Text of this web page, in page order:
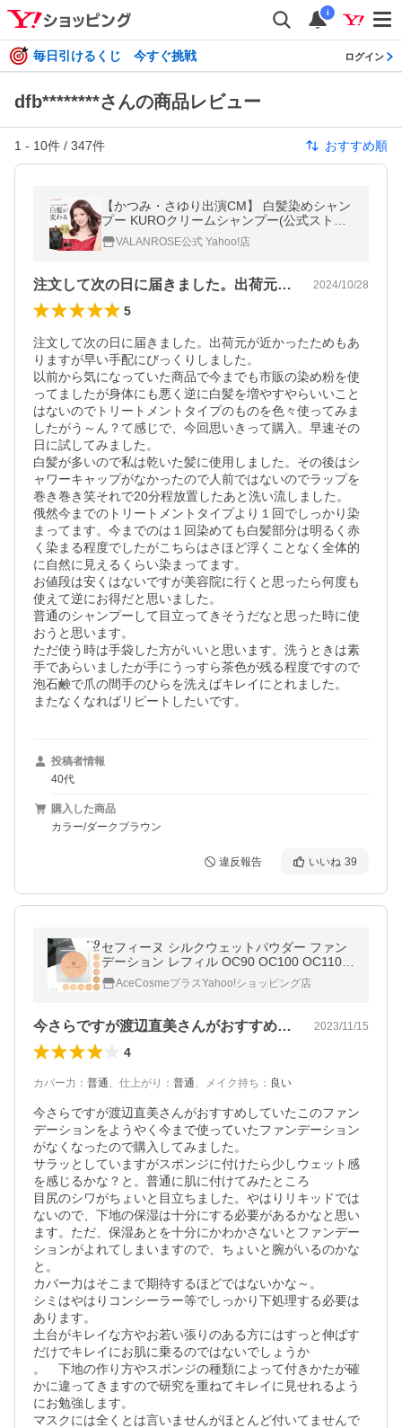
i
毎日引けるくじ 今すぐ挑戦 ログイン
dfb********さんの商品レビュー
1 - 10件 / 347件 おすすめ順
【かつみ・さゆり出演CM】 白髪染めシャン
プー KUROクリームシャンプー(公式ストア)
400g×1 単品 バランローズ VALANROSE 白
髪用 カラートリートメント
VALANROSE公式 Yahoo!店
注文して次の日に届きました。出荷元が近… 2024/10/28
5
注文して次の日に届きました。出荷元が近かったためもあ
りますが早い手配にびっくりしました。
以前から気になっていた商品で今までも市販の染め粉を使
ってましたが身体にも悪く逆に白髪を増やすやらいいこと
はないのでトリートメントタイプのものを色々使ってみま
したがう～ん？て感じで、今回思いきって購入。早速その
日に試してみました。
白髪が多いので私は乾いた髪に使用しました。その後はシ
ャワーキャップがなかったので人前ではないのでラップを
巻き巻き笑それで20分程放置したあと洗い流しました。
俄然今までのトリートメントタイプより１回でしっかり染
まってます。今までのは１回染めても白髪部分は明るく赤
く染まる程度でしたがこちらはさほど浮くことなく全体的
に自然に見えるくらい染まってます。
お値段は安くはないですが美容院に行くと思ったら何度も
使えて逆にお得だと思いました。
普通のシャンプーして目立ってきそうだなと思った時に使
おうと思います。
ただ使う時は手袋した方がいいと思います。洗うときは素
手であらいましたが手にうっすら茶色が残る程度ですので
泡石鹸で爪の間手のひらを洗えばキレイにとれました。
投稿者情報
40代
購入した商品
カラー/ダークブラウン
違反報告 いいね 39
セフィーヌ シルクウェットパウダー ファン
デーション レフィル OC90 OC100 OC110
OC120 OC130 OC150 NA200 NA210 NA22
0 AceCosmeプラスYahoo!ショッピング店
今さらですが渡辺直美さんがおすすめして… 2023/11/15
4
カバー力 ： 普通、 仕上がり ： 普通、 メイク持ち ： 良い
今さらですが渡辺直美さんがおすすめしていたこのファン
デーションをようやく今まで使っていたファンデーション
がなくなったので購入してみました。
サラッとしていますがスポンジに付けたら少しウェット感
を感じるかな？と。普通に肌に付けてみたところ
目尻のシワがちょいと目立ちました。やはりリキッドでは
ないので、下地の保湿は十分にする必要があるかなと思い
ます。ただ、保湿あとを十分にかわかさないとファンデー
ションがよれてしまいますので、ちょいと腕がいるのかな
と。
カバー力はそこまで期待するほどではないかな～。
シミはやはりコンシーラー等でしっかり下処理する必要は
あります。
土台がキレイな方やお若い張りのある方にはすっと伸ばす
だけでキレイにお肌に乗るのではないでしょうか
。　下地の作り方やスポンジの種類によって付きかたが確
かに違ってきますので研究を重ねてキレイに見せれるよう
にお勉強します。
マスクには全くとは言いませんがほとんど付いてませんで